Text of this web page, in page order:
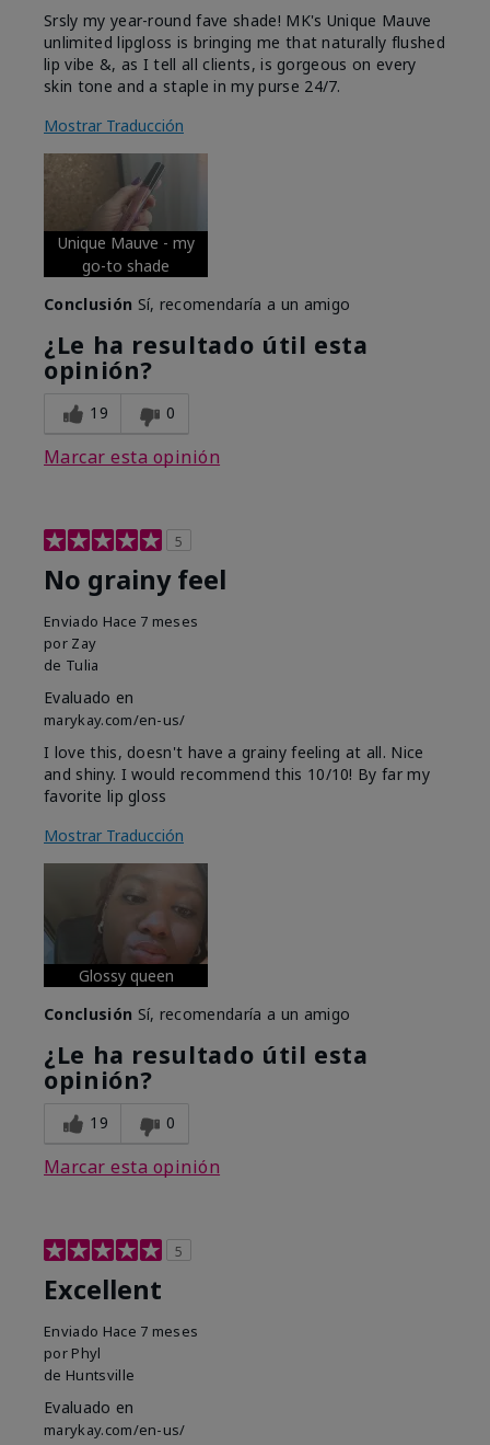
Srsly my year-round fave shade! MK's Unique Mauve
unlimited lipgloss is bringing me that naturally flushed
lip vibe &, as I tell all clients, is gorgeous on every
skin tone and a staple in my purse 24/7.
Mostrar Traducción
Unique Mauve - my
go-to shade
Conclusión Sí, recomendaría a un amigo
¿Le ha resultado útil esta
opinión?
19 0
Marcar esta opinión
5
No grainy feel
Enviado Hace 7 meses
por Zay
de Tulia
Evaluado en
marykay.com/en-us/
I love this, doesn't have a grainy feeling at all. Nice
and shiny. I would recommend this 10/10! By far my
favorite lip gloss
Mostrar Traducción
Glossy queen
Conclusión Sí, recomendaría a un amigo
¿Le ha resultado útil esta
opinión?
19 0
Marcar esta opinión
5
Excellent
Enviado Hace 7 meses
por Phyl
de Huntsville
Evaluado en
marykay.com/en-us/